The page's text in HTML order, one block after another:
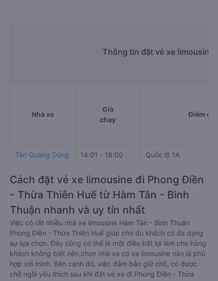
Thông tin đặt vé xe limousine
Nhà xe
Giờ
chạy
Điểm đi
Tân Quang Dũng 14:01 - 18:00 Quốc lộ 1A
Cách đặt vé xe limousine đi Phong Điền
- Thừa Thiên Huế từ Hàm Tân - Bình
Thuận nhanh và uy tín nhất
Việc có rất nhiều nhà xe limousine Hàm Tân - Bình Thuận
Phong Điền - Thừa Thiên Huế giúp cho du khách có đa dạng
sự lựa chọn. Đây cũng có thể là một điều bất lợi làm cho hàng
khách không biết nên chọn nhà xe có xe limousine nào là phù
hợp với mình. Bên cạnh đó, việc đảm bảo giữ chỗ, có được
chỗ ngồi yêu thích sau khi đặt vé xe đi Phong Điền - Thừa